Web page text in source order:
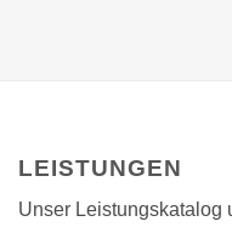
LEISTUNGEN
Unser Leistungskatalog